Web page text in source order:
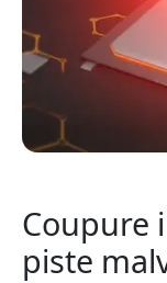
Coupure
piste